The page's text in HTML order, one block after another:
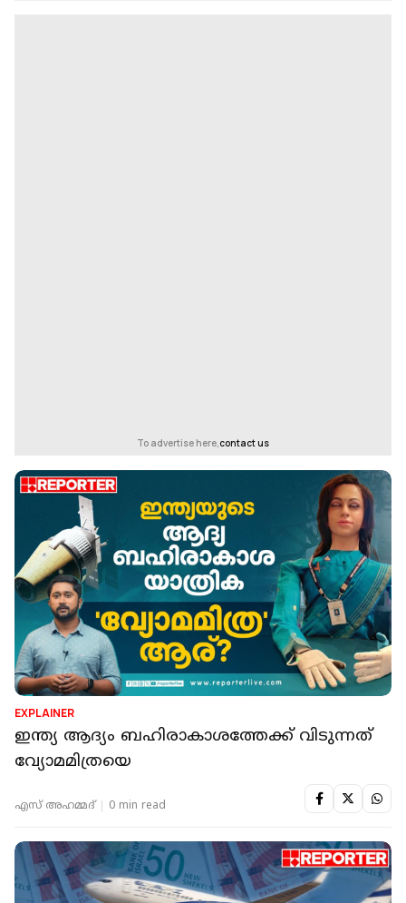
To advertise here, contact us
EXPLAINER
ഇന്ത്യ ആദ്യം ബഹിരാകാശത്തേക്ക് വിടുന്നത്
വ്യോമമിത്രയെ
എസ് അഹമ്മദ് 0 min read